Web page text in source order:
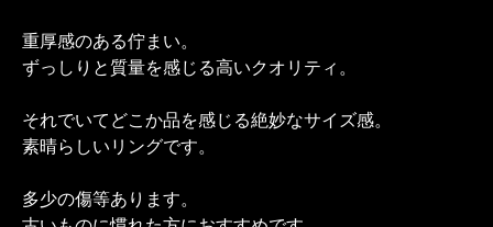
重厚感のある佇まい。
ずっしりと質量を感じる高いクオリティ。
それでいてどこか品を感じる絶妙なサイズ感。
素晴らしいリングです。
多少の傷等あります。